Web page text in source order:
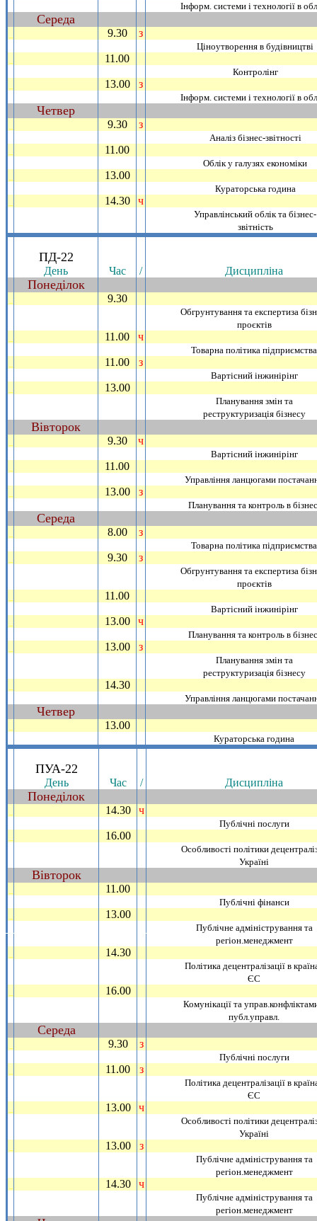
Iнформ. системи i технологiї в
Середа
9.30 з
Цiноутворення в будiвництвi
11.00
Контролiнг
13.00 з
Iнформ. системи i технологiї в
Четвер
9.30 з
Аналiз бiзнес-звiтностi
11.00
Облiк у галузях економiки
13.00
Кураторська година
14.30 ч
Управлiнський облiк та бiзнес-
звiтнiсть
ПД-22
День Час / Дисциплiна
Понедiлок
9.30
Обгрунтування та експертиза
проєктiв
11.00 ч
Товарна полiтика пiдприємства
11.00 з
Вартiсний iнжинiрiнг
13.00
Планування змiн та
реструктуризацiя бiзнесу
Вiвторок
9.30 ч
Вартiсний iнжинiрiнг
11.00
Управлiння ланцюгами
13.00 з
Планування та контроль в
Середа
8.00 з
Товарна полiтика пiдприємства
9.30 з
Обгрунтування та експертиза
проєктiв
11.00
Вартiсний iнжинiрiнг
13.00 ч
Планування та контроль в
13.00 з
Планування змiн та
реструктуризацiя бiзнесу
14.30
Управлiння ланцюгами
Четвер
13.00
Кураторська година
ПУА-22
День Час / Дисциплiна
Понедiлок
14.30 ч
Публiчнi послуги
16.00
Особливостi полiтики
Українi
Вiвторок
11.00
Публiчнi фiнанси
13.00
Публiчне адмiнiстрування та
регiон.менеджмент
14.30
Полiтика децентралiзацiї в
ЄС
16.00
Комунiкацiї та
публ.управл.
Середа
9.30 з
Публiчнi послуги
11.00 з
Полiтика децентралiзацiї в
ЄС
13.00 ч
Особливостi полiтики
Українi
13.00 з
Публiчне адмiнiстрування та
регiон.менеджмент
14.30 ч
Публiчне адмiнiстрування та
регiон.менеджмент